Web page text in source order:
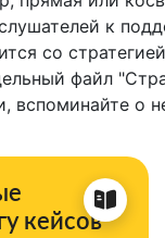
к
со
файл
вспоминайте о
кейсов